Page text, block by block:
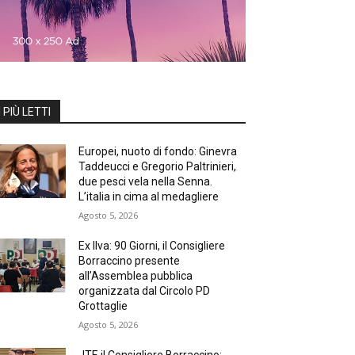
PIÙ LETTI
Europei, nuoto di fondo: Ginevra
Taddeucci e Gregorio Paltrinieri,
due pesci vela nella Senna.
L’italia in cima al medagliere
Agosto 5, 2026
Ex Ilva: 90 Giorni, il Consigliere
Borraccino presente
all’Assemblea pubblica
organizzata dal Circolo PD
Grottaglie
Agosto 5, 2026